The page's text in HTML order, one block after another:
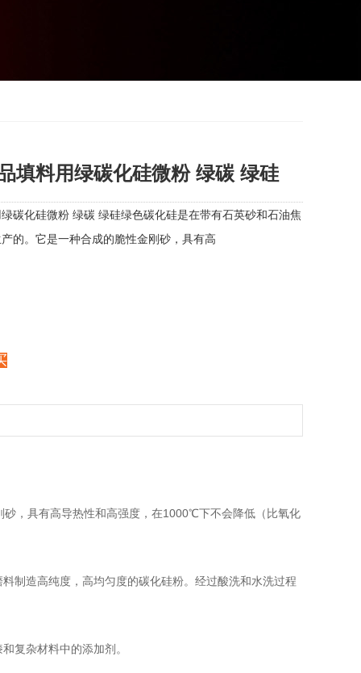
填料用绿碳化硅微粉 绿碳 绿硅
碳化硅微粉 绿碳 绿硅绿色碳化硅是在带有石英砂和石油焦
的。它是一种合成的脆性金刚砂，具有高
，具有高导热性和高强度，在1000℃下不会降低（比氧化
造高纯度，高均匀度的碳化硅粉。经过酸洗和水洗过程
复杂材料中的添加剂。